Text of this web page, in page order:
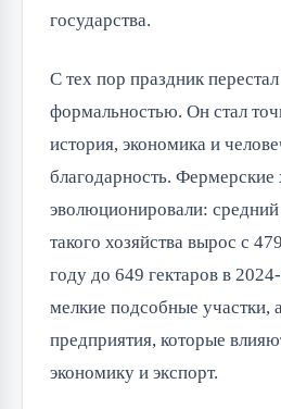
государства.
С тех пор праздник
формальностью. Он стал
история, экономика и
благодарность. Фермерские
эволюционировали:
такого хозяйства вырос с
году до 649 гектаров в
мелкие подсобные участки,
предприятия, которые
экономику и экспорт.